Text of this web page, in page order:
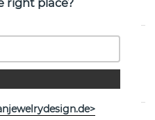
right place?